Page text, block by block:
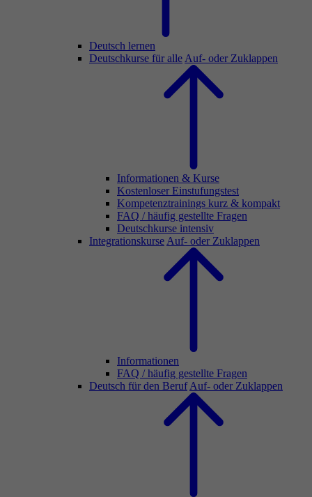
Deutsch lernen
Deutschkurse für alle Auf- oder Zuklappen
Informationen & Kurse
Kostenloser Einstufungstest
Kompetenztrainings kurz & kompakt
FAQ / häufig gestellte Fragen
Deutschkurse intensiv
Integrationskurse Auf- oder Zuklappen
Informationen
FAQ / häufig gestellte Fragen
Deutsch für den Beruf Auf- oder Zuklappen